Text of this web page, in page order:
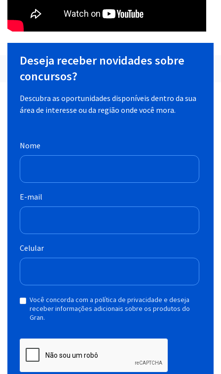
Deseja receber novidades sobre
concursos?
Descubra as oportunidades disponíveis dentro da sua
área de interesse ou da região onde você mora.
Nome
E-mail
Celular
Você concorda com a política de privacidade e deseja
receber informações adicionais sobre os produtos do
Gran.